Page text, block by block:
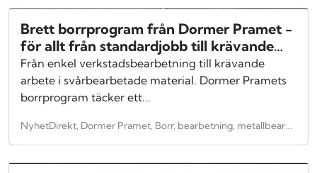
Brett borrprogram från Dormer Pramet -
för allt från standardjobb till krävande
bearbetning
Från enkel verkstadsbearbetning till krävande
arbete i svårbearbetade material. Dormer Pramets
borrprogram täcker ett...